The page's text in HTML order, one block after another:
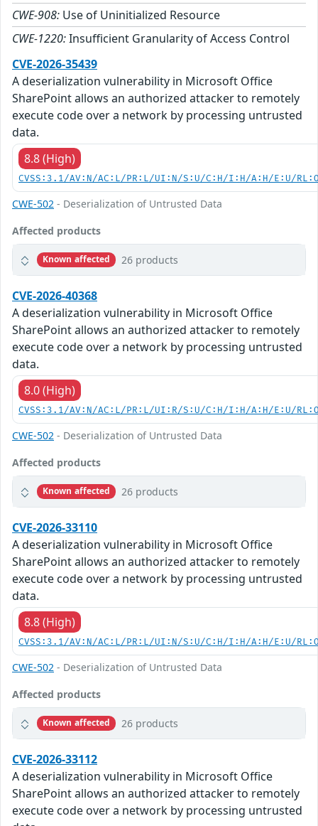
CWE-908: Use of Uninitialized Resource
CWE-1220:Insufficient Granularity of Access Control
CVE-2026-35439
A deserialization vulnerability in Microsoft Office
SharePoint allows an authorized attacker to remotely
execute code over a network by processing untrusted
data.
8.8 (High)
CVSS:3.1/AV:N/AC:L/PR:L/UI:N/S:U/C:H/I:H/A:H/E:U/
CWE-502 - Deserialization of Untrusted Data
Affected products
Known affected 26 products
CVE-2026-40368
A deserialization vulnerability in Microsoft Office
SharePoint allows an authorized attacker to remotely
execute code over a network by processing untrusted
data.
8.0 (High)
CVSS:3.1/AV:N/AC:L/PR:L/UI:R/S:U/C:H/I:H/A:H/E:U/
CWE-502 - Deserialization of Untrusted Data
Affected products
Known affected 26 products
CVE-2026-33110
A deserialization vulnerability in Microsoft Office
SharePoint allows an authorized attacker to remotely
execute code over a network by processing untrusted
data.
8.8 (High)
CVSS:3.1/AV:N/AC:L/PR:L/UI:N/S:U/C:H/I:H/A:H/E:U/
CWE-502 - Deserialization of Untrusted Data
Affected products
Known affected 26 products
CVE-2026-33112
A deserialization vulnerability in Microsoft Office
SharePoint allows an authorized attacker to remotely
execute code over a network by processing untrusted